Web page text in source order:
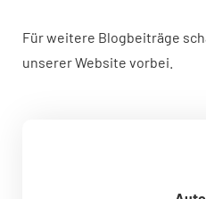
Für weitere Blogbeiträge
unserer Website vorbei.
Alexander